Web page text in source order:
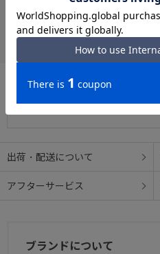
お支払い方法
クレジットカード
出荷・配送について
アフターサービス
ブランドについて